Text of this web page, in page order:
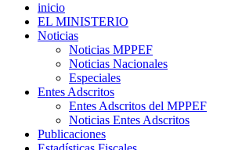
inicio
EL MINISTERIO
Noticias
Noticias MPPEF
Noticias Nacionales
Especiales
Entes Adscritos
Entes Adscritos del MPPEF
Noticias Entes Adscritos
Publicaciones